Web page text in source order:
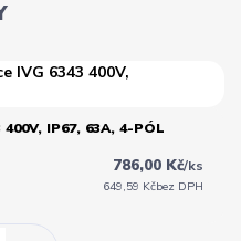
400V, IP67, 63A, 4-PÓL
786,00 Kč/ks
649,59 Kčbez DPH